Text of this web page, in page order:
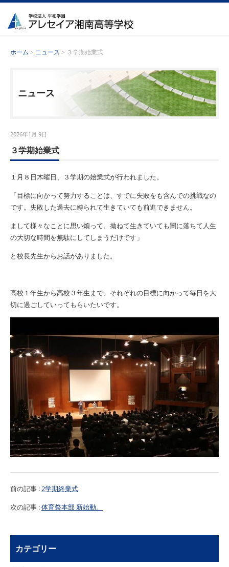
ホーム > ニュース > ３学期始業式
ニュース
2026年1月 9日
３学期始業式
１月８日木曜日、３学期の始業式が行われました。
「目標に向かって努力することは、すでに失敗をも含んでの挑戦なの
です。失敗した過去に縛られて生きていても前進できません。
まして様々なことに思い煩って、拗ねて生きていても闇に落ちて人生
の大切な時間を無駄にしてしまうだけです」
と校長先生からお話がありました。
高校１年生から高校３年生まで、それぞれの目標に向かって毎日を大
切に過ごしていってもらいたいです。
前の記事 :2学期終業式
次の記事 :体育祭本部 新始動。
カテゴリー